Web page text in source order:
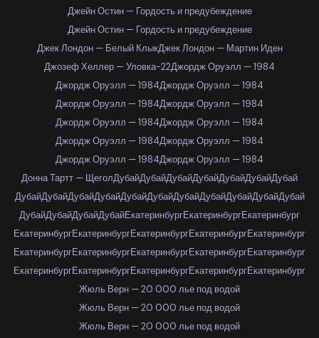
Джейн Остин — Гордость и предубеждение
Джейн Остин — Гордость и предубеждение
Джек Лондон — Белый КлыкДжек Лондон — Мартин Иден
Джозеф Хеллер — Уловка-22Джордж Оруэлл — 1984
Джордж Оруэлл — 1984Джордж Оруэлл — 1984
Джордж Оруэлл — 1984Джордж Оруэлл — 1984
Джордж Оруэлл — 1984Джордж Оруэлл — 1984
Джордж Оруэлл — 1984Джордж Оруэлл — 1984
Джордж Оруэлл — 1984Джордж Оруэлл — 1984
Донна Тартт — ЩеголДубайДубайДубайДубайДубайДубайДубай
ДубайДубайДубайДубайДубайДубайДубайДубайДубайДубайДубай
ДубайДубайДубайДубайЕкатеринбургЕкатеринбургЕкатеринбург
ЕкатеринбургЕкатеринбургЕкатеринбургЕкатеринбургЕкатеринбург
ЕкатеринбургЕкатеринбургЕкатеринбургЕкатеринбургЕкатеринбург
ЕкатеринбургЕкатеринбургЕкатеринбургЕкатеринбургЕкатеринбург
Жюль Верн — 20 000 лье под водой
Жюль Верн — 20 000 лье под водой
Жюль Верн — 20 000 лье под водой